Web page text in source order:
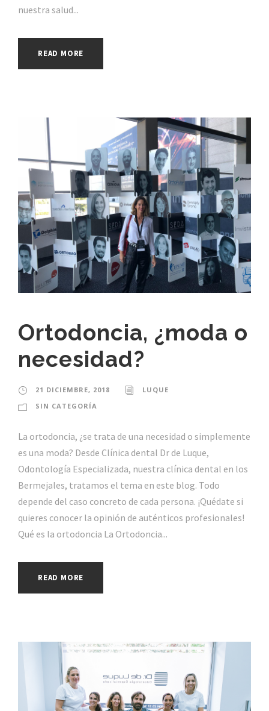
nuestra salud...
READ MORE
Ortodoncia, ¿moda o
necesidad?
21 DICIEMBRE, 2018
LUQUE
SIN CATEGORÍA
La ortodoncia, ¿se trata de una necesidad o simplemente
es una moda? Desde Clínica dental Dr de Luque,
Odontología Especializada, nuestra clínica dental en los
Bermejales, tratamos el tema en este blog. Todo
depende del caso concreto de cada persona. ¡Quédate si
quieres conocer la opinión de auténticos profesionales!
Qué es la ortodoncia La Ortodoncia...
READ MORE